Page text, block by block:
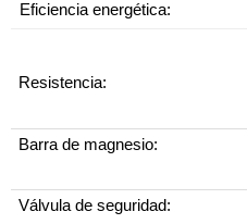
Eficiencia energética:
Resistencia:
Barra de magnesio:
Válvula de seguridad: